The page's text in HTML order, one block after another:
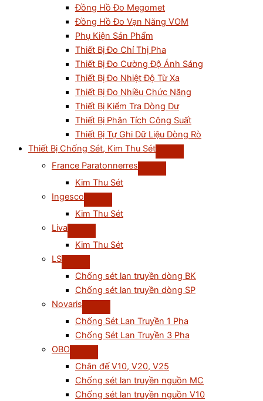
Đồng Hồ Đo Megomet
Đồng Hồ Đo Vạn Năng VOM
Phụ Kiện Sản Phẩm
Thiết Bị Đo Chỉ Thị Pha
Thiết Bị Đo Cường Độ Ánh Sáng
Thiết Bị Đo Nhiệt Độ Từ Xa
Thiết Bị Đo Nhiều Chức Năng
Thiết Bị Kiểm Tra Dòng Dư
Thiết Bị Phân Tích Công Suất
Thiết Bị Tự Ghi Dữ Liệu Dòng Rò
Thiết Bị Chống Sét, Kim Thu Sét
France Paratonnerres
Kim Thu Sét
Ingesco
Kim Thu Sét
Liva
Kim Thu Sét
LS
Chống sét lan truyền dòng BK
Chống sét lan truyền dòng SP
Novaris
Chống Sét Lan Truyền 1 Pha
Chống Sét Lan Truyền 3 Pha
OBO
Chân đế V10, V20, V25
Chống sét lan truyền nguồn MC
Chống sét lan truyền nguồn V10